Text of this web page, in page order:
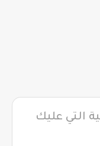
التي عليك